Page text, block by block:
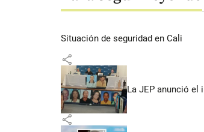
Situación de seguridad en Cali
share
La JEP anunció el
share